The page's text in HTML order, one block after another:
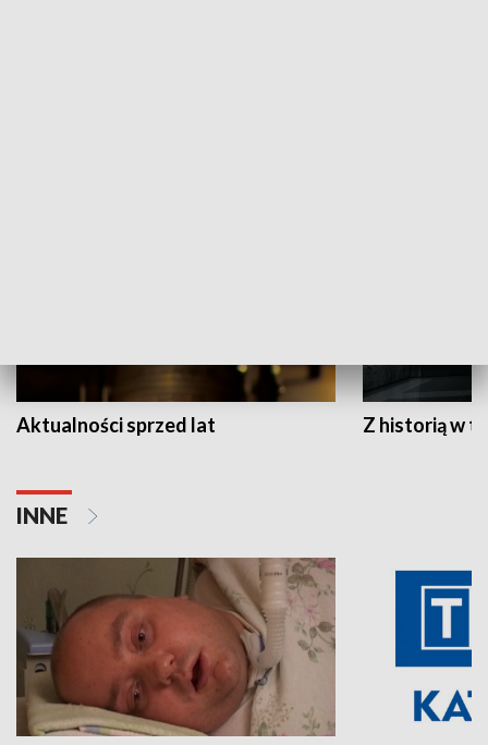
Aktualności sprzed lat Z historią w
INNE